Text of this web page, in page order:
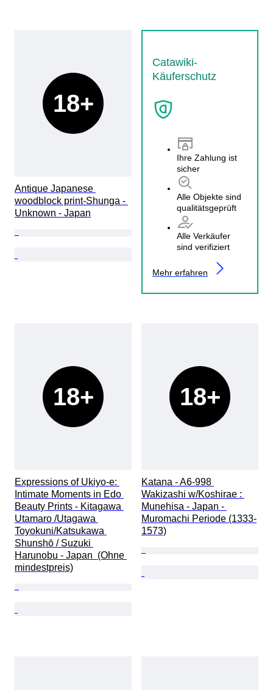
Catawiki-
Käuferschutz
Ihre Zahlung ist
sicher
Alle Objekte sind
qualitätsgeprüft
Alle Verkäufer
sind verifiziert
Mehr erfahren
18+
Antique Japanese
woodblock print-Shunga -
Unknown - Japan
18+
Expressions of Ukiyo-e:
Intimate Moments in Edo
Beauty Prints - Kitagawa
Utamaro /Utagawa
Toyokuni/Katsukawa
Shunshō / Suzuki
Harunobu - Japan  (Ohne
mindestpreis)
18+
Katana - A6-998
Wakizashi w/Koshirae :
Munehisa - Japan -
Muromachi Periode (1333-
1573)